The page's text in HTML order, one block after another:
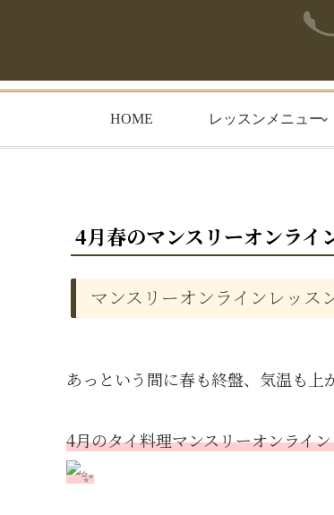
HOME レッスンメニュー
4月春のマンスリーオンライ
マンスリーオンラインレッス
あっという間に春も終盤、気温も
4月のタイ料理マンスリーオンライ